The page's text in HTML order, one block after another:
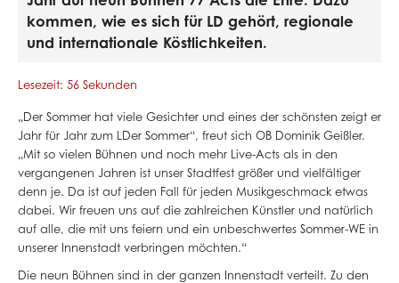
kommen, wie es sich für LD gehört, regionale
und internationale Köstlichkeiten.
Lesezeit: 56 Sekunden
„Der Sommer hat viele Gesichter und eines der schönsten zeigt er
Jahr für Jahr zum LDer Sommer“, freut sich OB Dominik Geißler.
„Mit so vielen Bühnen und noch mehr Live-Acts als in den
vergangenen Jahren ist unser Stadtfest größer und vielfältiger
denn je. Da ist auf jeden Fall für jeden Musikgeschmack etwas
dabei. Wir freuen uns auf die zahlreichen Künstler und natürlich
auf alle, die mit uns feiern und ein unbeschwertes Sommer-WE in
unserer Innenstadt verbringen möchten.“
Die neun Bühnen sind in der ganzen Innenstadt verteilt. Zu den